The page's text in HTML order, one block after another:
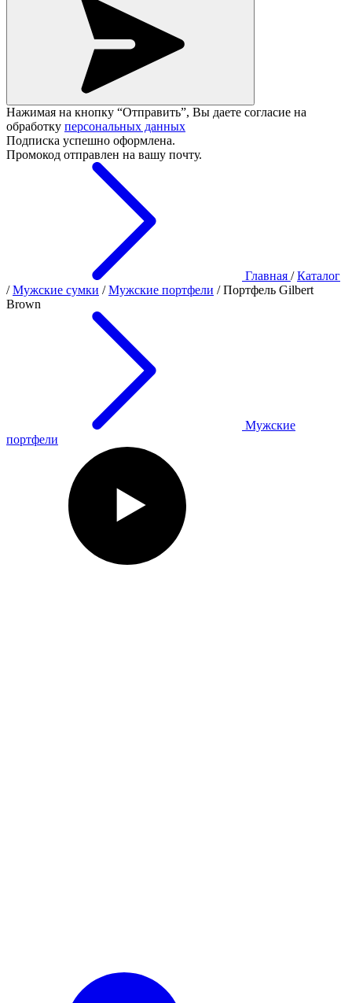
Нажимая на кнопку “Отправить”, Вы даете согласие на
обработку персональных данных
Подписка успешно оформлена.
Промокод отправлен на вашу почту.
Главная / Каталог
/ Мужские сумки / Мужские портфели / Портфель Gilbert
Brown
Мужские
портфели